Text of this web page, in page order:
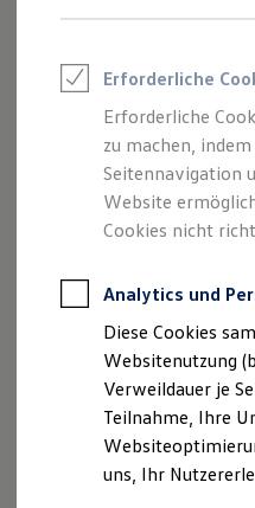
Leasing
Leasing-
Junge
Elektroauto
Kleinwagen-
Leasing ohne
Autokredit
Versicherungen
Kfz-
Garantien
Wartungsverträge
Geschäftskunden
Professional
Großkunden
Behörden
Der ID.7
Erforderliche
Erforderliche
zu machen,
Seitennavigation
Website
Cookies nicht
Analytics und
Diese Cookies
Websitenutzung
Verweildauer je
Teilnahme, Ihre
uns, Ihr